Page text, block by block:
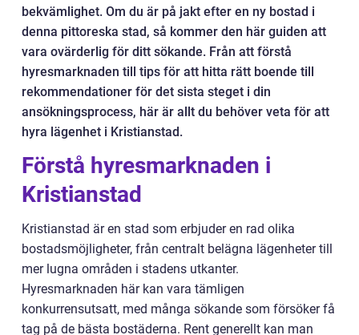
bekvämlighet. Om du är på jakt efter en ny bostad i
denna pittoreska stad, så kommer den här guiden att
vara ovärderlig för ditt sökande. Från att förstå
hyresmarknaden till tips för att hitta rätt boende till
rekommendationer för det sista steget i din
ansökningsprocess, här är allt du behöver veta för att
hyra lägenhet i Kristianstad.
Förstå hyresmarknaden i
Kristianstad
Kristianstad är en stad som erbjuder en rad olika
bostadsmöjligheter, från centralt belägna lägenheter till
mer lugna områden i stadens utkanter.
Hyresmarknaden här kan vara tämligen
konkurrensutsatt, med många sökande som försöker få
tag på de bästa bostäderna. Rent generellt kan man